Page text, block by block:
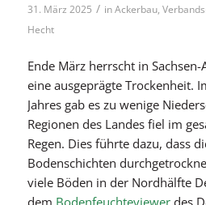
31. März 2025 / inAckerbau,
Hecht
Ende März herrscht in
eine ausgeprägte Trockenheit.
Jahres gab es zu wenige
Regionen des Landes fiel im
Regen. Dies führte dazu, dass
Bodenschichten
viele Böden in der Nordhälfte